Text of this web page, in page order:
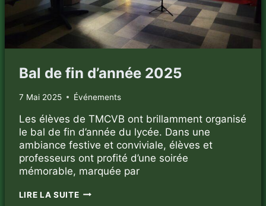
Bal de fin d’année 2025
7 Mai 2025 Événements
Les élèves de TMCVB ont brillamment organisé
le bal de fin d’année du lycée. Dans une
ambiance festive et conviviale, élèves et
professeurs ont profité d’une soirée
mémorable, marquée par
LIRE LA SUITEBAL